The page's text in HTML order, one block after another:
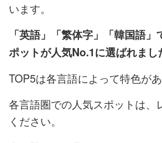
います。
「英語」「繁体字」「韓国語
ポットが人気No.1に選ばれまし
TOP5は各言語によって特色があ
各言語圏での人気スポットは、
ください。